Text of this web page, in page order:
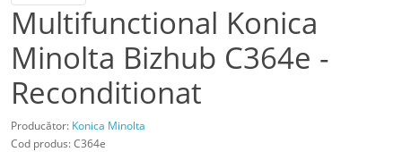
Multifunctional Konica
Minolta Bizhub C364e -
Reconditionat
Producător: Konica Minolta
Cod produs: C364e